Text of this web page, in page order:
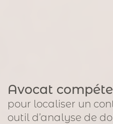
Avocat
pour localiser un
outil d’analyse de